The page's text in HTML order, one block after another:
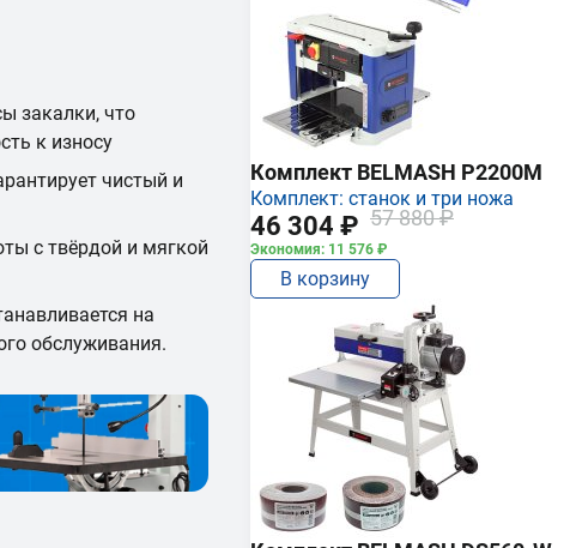
закалки, что
к износу
чистый и
с твёрдой и мягкой
на
обслуживания.
Комплект BELMASH P2200M
Комплект: станок и три ножа
46 304 ₽ 57 880 ₽
Экономия: 11 576 ₽
В корзину